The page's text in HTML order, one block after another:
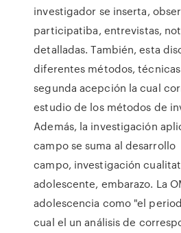
investigador se inserta,
participatiba, entrevistas,
detalladas. También, esta
diferentes métodos,
segunda acepción la cual
estudio de los métodos de
Además, la investigación
campo se suma al desarrollo
campo, investigación
adolescente, embarazo. La
adolescencia como "el
cual el un análisis de